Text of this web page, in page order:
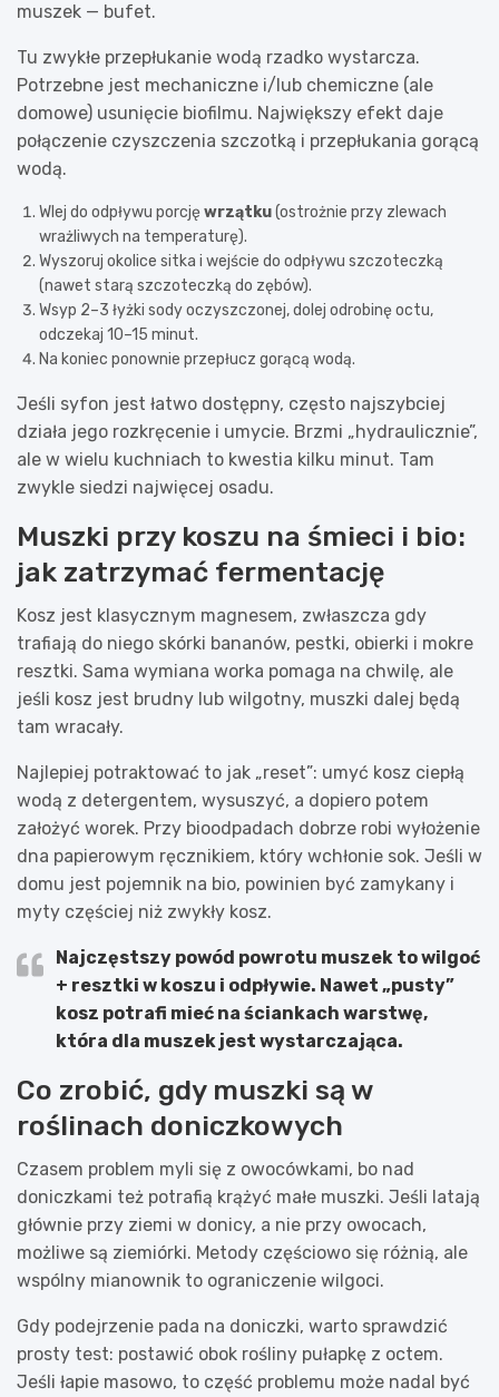
muszek — bufet.
Tu zwykłe przepłukanie wodą rzadko wystarcza.
Potrzebne jest mechaniczne i/lub chemiczne (ale
domowe) usunięcie biofilmu. Największy efekt daje
połączenie czyszczenia szczotką i przepłukania gorącą
wodą.
Wlej do odpływu porcję wrzątku(ostrożnie przy zlewach
wrażliwych na temperaturę).
Wyszoruj okolice sitka i wejście do odpływu szczoteczką
(nawet starą szczoteczką do zębów).
Wsyp 2–3 łyżki sody oczyszczonej, dolej odrobinę octu,
odczekaj 10–15 minut.
Na koniec ponownie przepłucz gorącą wodą.
Jeśli syfon jest łatwo dostępny, często najszybciej
działa jego rozkręcenie i umycie. Brzmi „hydraulicznie”,
ale w wielu kuchniach to kwestia kilku minut. Tam
zwykle siedzi najwięcej osadu.
Muszki przy koszu na śmieci i bio:
jak zatrzymać fermentację
Kosz jest klasycznym magnesem, zwłaszcza gdy
trafiają do niego skórki bananów, pestki, obierki i mokre
resztki. Sama wymiana worka pomaga na chwilę, ale
jeśli kosz jest brudny lub wilgotny, muszki dalej będą
tam wracały.
Najlepiej potraktować to jak „reset”: umyć kosz ciepłą
wodą z detergentem, wysuszyć, a dopiero potem
założyć worek. Przy bioodpadach dobrze robi wyłożenie
dna papierowym ręcznikiem, który wchłonie sok. Jeśli w
domu jest pojemnik na bio, powinien być zamykany i
myty częściej niż zwykły kosz.
Najczęstszy powód powrotu muszek towilgoć
+ resztki w koszu i odpływie. Nawet „pusty”
kosz potrafi mieć na ściankach warstwę,
która dla muszek jest wystarczająca.
Co zrobić, gdy muszki są w
roślinach doniczkowych
Czasem problem myli się z owocówkami, bo nad
doniczkami też potrafią krążyć małe muszki. Jeśli latają
głównie przy ziemi w donicy, a nie przy owocach,
możliwe są ziemiórki. Metody częściowo się różnią, ale
wspólny mianownik to ograniczenie wilgoci.
Gdy podejrzenie pada na doniczki, warto sprawdzić
prosty test: postawić obok rośliny pułapkę z octem.
Jeśli łapie masowo, to część problemu może nadal być